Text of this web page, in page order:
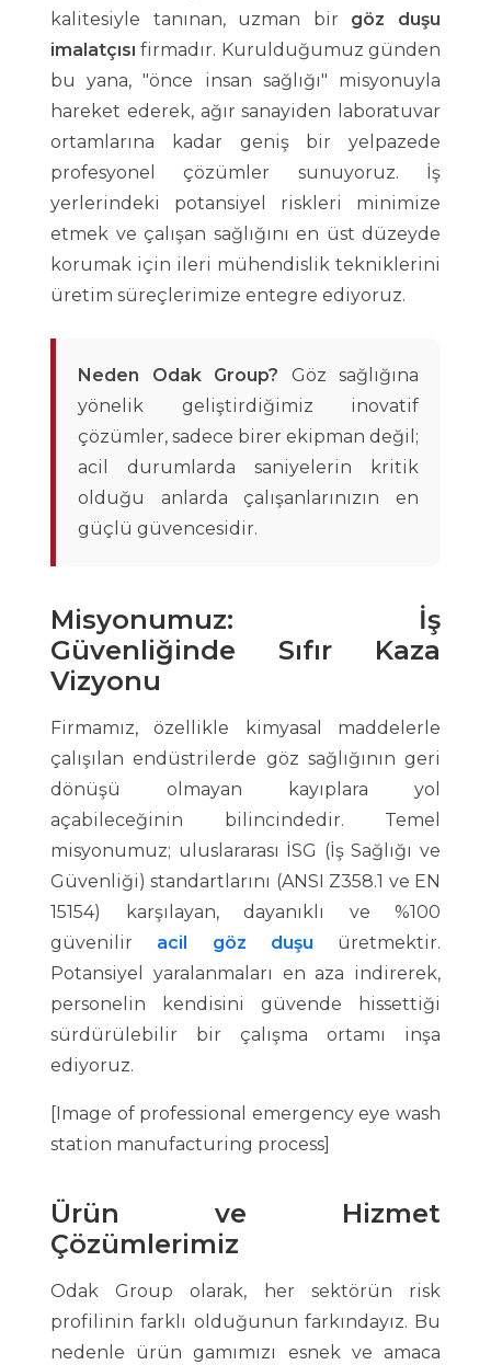
kalitesiyle tanınan, uzman bir göz duşu
imalatçısı firmadır. Kurulduğumuz günden
bu yana, "önce insan sağlığı" misyonuyla
hareket ederek, ağır sanayiden laboratuvar
ortamlarına kadar geniş bir yelpazede
profesyonel çözümler sunuyoruz. İş
yerlerindeki potansiyel riskleri minimize
etmek ve çalışan sağlığını en üst düzeyde
korumak için ileri mühendislik tekniklerini
üretim süreçlerimize entegre ediyoruz.
Neden Odak Group? Göz sağlığına
yönelik geliştirdiğimiz inovatif
çözümler, sadece birer ekipman değil;
acil durumlarda saniyelerin kritik
olduğu anlarda çalışanlarınızın en
güçlü güvencesidir.
Misyonumuz: İş
Güvenliğinde Sıfır Kaza
Vizyonu
Firmamız, özellikle kimyasal maddelerle
çalışılan endüstrilerde göz sağlığının geri
dönüşü olmayan kayıplara yol
açabileceğinin bilincindedir. Temel
misyonumuz; uluslararası İSG (İş Sağlığı ve
Güvenliği) standartlarını (ANSI Z358.1 ve EN
15154) karşılayan, dayanıklı ve %100
güvenilir acil göz duşu
üretmektir.
Potansiyel yaralanmaları en aza indirerek,
personelin kendisini güvende hissettiği
sürdürülebilir bir çalışma ortamı inşa
ediyoruz.
[Image of professional emergency eye wash
station manufacturing process]
Ürün ve Hizmet
Çözümlerimiz
Odak Group olarak, her sektörün risk
profilinin farklı olduğunun farkındayız. Bu
nedenle ürün gamımızı esnek ve amaca